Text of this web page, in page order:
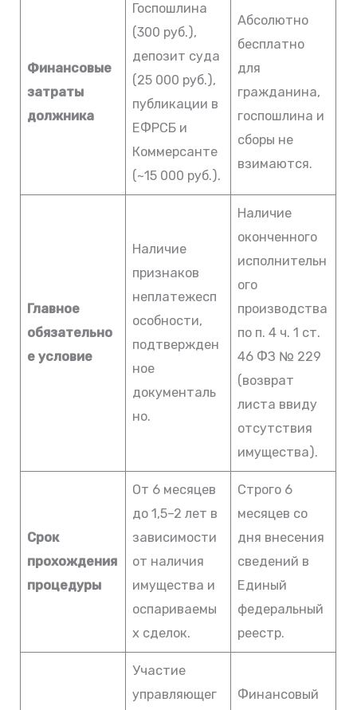
Финансовые
затраты
должника
Госпошлина
(300 руб.),
депозит суда
(25 000 руб.),
публикации в
ЕФРСБ и
Коммерсанте
(~15 000 руб.).
Абсолютно
бесплатно
для
гражданина,
госпошлина и
сборы не
взимаются.
Главное
обязательно
е условие
Наличие
признаков
неплатежесп
особности,
подтвержден
ное
документаль
но.
Наличие
оконченного
исполнительн
ого
производства
по п. 4 ч. 1 ст.
46 ФЗ № 229
(возврат
листа ввиду
отсутствия
имущества).
Срок
прохождения
процедуры
От 6 месяцев
до 1,5–2 лет в
зависимости
от наличия
имущества и
оспариваемы
х сделок.
Строго 6
месяцев со
дня внесения
сведений в
Единый
федеральный
реестр.
Участие
управляющег
Финансовый